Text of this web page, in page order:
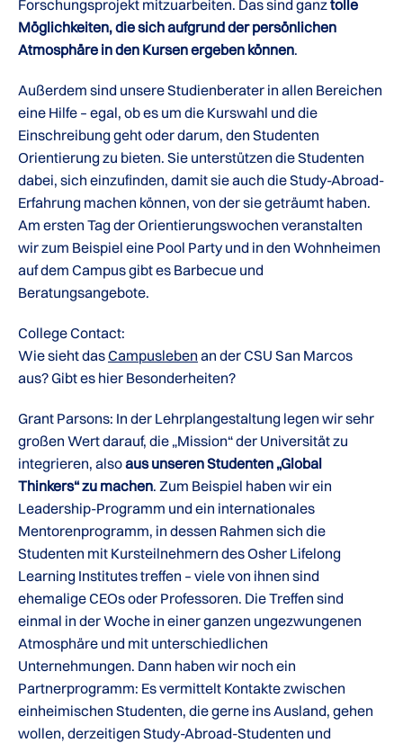
Forschungsprojekt mitzuarbeiten. Das sind ganztolle
Möglichkeiten, die sich aufgrund der persönlichen
Atmosphäre in den Kursen ergeben können.
Außerdem sind unsere Studienberater in allen Bereichen
eine Hilfe – egal, ob es um die Kurswahl und die
Einschreibung geht oder darum, den Studenten
Orientierung zu bieten. Sie unterstützen die Studenten
dabei, sich einzufinden, damit sie auch die Study-Abroad-
Erfahrung machen können, von der sie geträumt haben.
Am ersten Tag der Orientierungswochen veranstalten
wir zum Beispiel eine Pool Party und in den Wohnheimen
auf dem Campus gibt es Barbecue und
Beratungsangebote.
College Contact:
Wie sieht dasCampusleben an der CSU San Marcos
aus? Gibt es hier Besonderheiten?
Grant Parsons: In der Lehrplangestaltung legen wir sehr
großen Wert darauf, die „Mission“ der Universität zu
integrieren, alsoaus unseren Studenten „Global
Thinkers“ zu machen. Zum Beispiel haben wir ein
Leadership-Programm und ein internationales
Mentorenprogramm, in dessen Rahmen sich die
Studenten mit Kursteilnehmern des Osher Lifelong
Learning Institutes treffen – viele von ihnen sind
ehemalige CEOs oder Professoren. Die Treffen sind
einmal in der Woche in einer ganzen ungezwungenen
Atmosphäre und mit unterschiedlichen
Unternehmungen. Dann haben wir noch ein
Partnerprogramm: Es vermittelt Kontakte zwischen
einheimischen Studenten, die gerne ins Ausland, gehen
wollen, derzeitigen Study-Abroad-Studenten und